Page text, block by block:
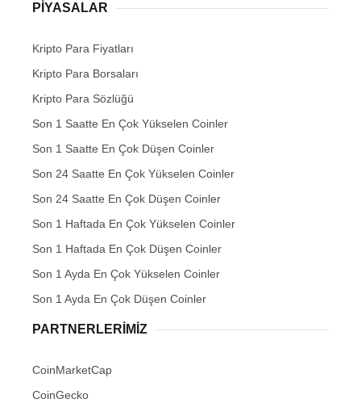
PIYASALAR
Kripto Para Fiyatları
Kripto Para Borsaları
Kripto Para Sözlüğü
Son 1 Saatte En Çok Yükselen Coinler
Son 1 Saatte En Çok Düşen Coinler
Son 24 Saatte En Çok Yükselen Coinler
Son 24 Saatte En Çok Düşen Coinler
Son 1 Haftada En Çok Yükselen Coinler
Son 1 Haftada En Çok Düşen Coinler
Son 1 Ayda En Çok Yükselen Coinler
Son 1 Ayda En Çok Düşen Coinler
PARTNERLERIMIZ
CoinMarketCap
CoinGecko